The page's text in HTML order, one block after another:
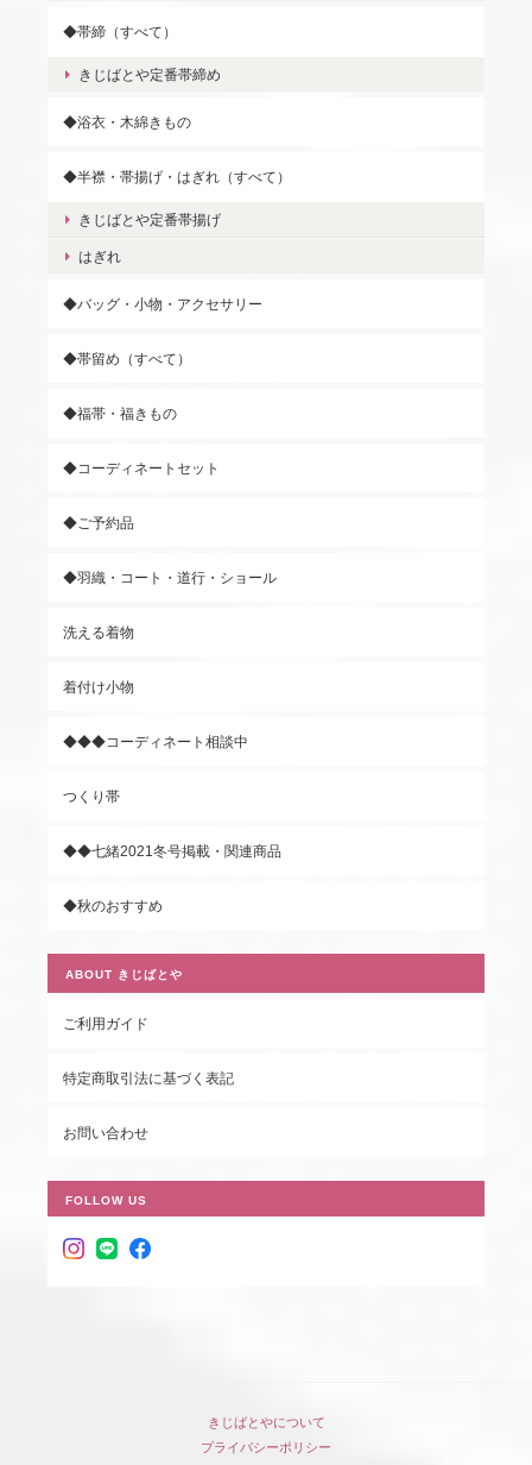
◆帯締（すべて）
きじばとや定番帯締め
◆浴衣・木綿きもの
◆半襟・帯揚げ・はぎれ（すべて）
きじばとや定番帯揚げ
はぎれ
◆バッグ・小物・アクセサリー
◆帯留め（すべて）
◆福帯・福きもの
◆コーディネートセット
◆ご予約品
◆羽織・コート・道行・ショール
洗える着物
着付け小物
◆◆◆コーディネート相談中
つくり帯
◆◆七緒2021冬号掲載・関連商品
◆秋のおすすめ
ABOUT きじばとや
ご利用ガイド
特定商取引法に基づく表記
お問い合わせ
FOLLOW US
きじばとやについて
プライバシーポリシー